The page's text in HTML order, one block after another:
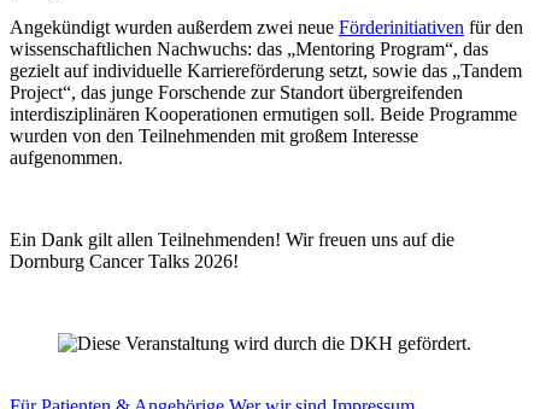
Angekündigt wurden außerdem zwei neue Förderinitiativen für den
wissenschaftlichen Nachwuchs: das „Mentoring Program“, das
gezielt auf individuelle Karriereförderung setzt, sowie das „Tandem
Project“, das junge Forschende zur Standort übergreifenden
interdisziplinären Kooperationen ermutigen soll. Beide Programme
wurden von den Teilnehmenden mit großem Interesse
aufgenommen.
Ein Dank gilt allen Teilnehmenden! Wir freuen uns auf die
Dornburg Cancer Talks 2026!